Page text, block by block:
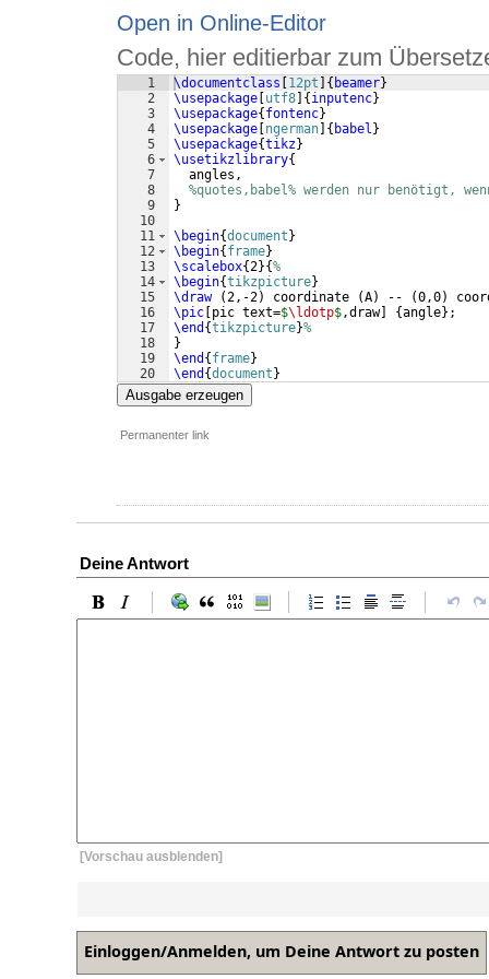
Open in Online-Editor
Code, hier editierbar zum
1
2
3
4
5
6
7
8
9
10
11
12
13
14
15
16
17
18
19
20
\documentclass 12pt { beamer}
\usepackage utf8 { inputenc}
\usepackage{ fontenc}
\usepackage ngerman { babel }
\usepackage{tikz}
\usetikzlibrary{
  angles,
%quotes,babel% werden nur benötigt,
}
\begin{document }
\begin{ frame}
\scalebox{2}{%
\begin{tikzpicture}
\draw
(2,-2) coordinate (A) -- (0,0)
\pic pic text=$\ldotp$,draw] {angle} ;
\end {tikzpicture}%
}
\end { frame}
\end {document }
Ausgabe erzeugen
Permanenter link
Deine Antwort
[Vorschau ausblenden]